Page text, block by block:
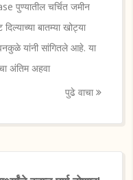
चर्चित जमीन
बातम्या खोट्या
यांनी सांगितले आहे. या
अंतिम अहवा
पुढे वाचा